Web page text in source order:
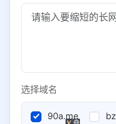
选择域名
90a.me